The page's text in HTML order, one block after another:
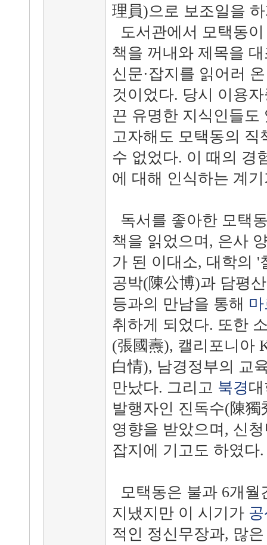
理員)으로 보조일을
도서관에서 모택동
책을 꺼내와 제목을
신문·잡지를 읽어러
것이었다. 당시 이용
끈 유명한 지식인들도
고자해도 모택동의 직
수 없었다. 이 때의 경
에 대해 인식하는 계
독서를 좋아한 모택
책을 읽었으며, 은사
가 된 이대소, 대학의
공박(陳公博)과 담평
등과의 만남을 통해
취하게 되었다. 또한
(張國燾), 캘리포니아
白情), 남경정부의 교
만났다. 그리고 북경
발행자인 진독수(陳
영향을 받았으며, 신
잡지에 기고도 하였다.
모택동은 불과 6개
지냈지만 이 시기가
적인 정신무장과, 많